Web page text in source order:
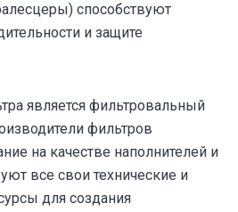
способствуют
и защите
является фильтровальный
фильтров
на качестве наполнителей и
все свои технические и
для создания